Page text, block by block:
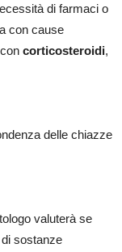
di farmaci o
con cause
corticosteroidi,
delle chiazze
valuterà se
sostanze